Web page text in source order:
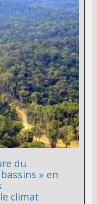
du
» en
climat